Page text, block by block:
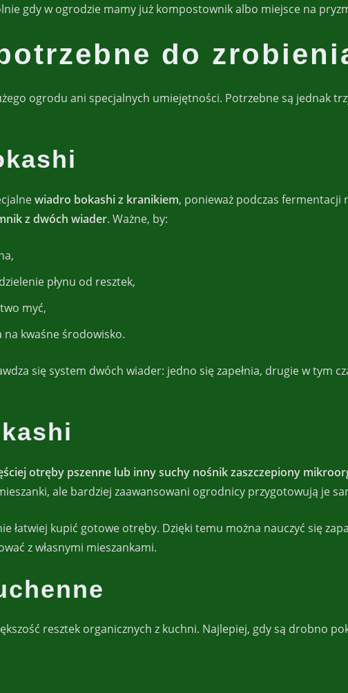
gdy w ogrodzie mamy już kompostownik albo miejsce na
do
ogrodu ani specjalnych umiejętności. Potrzebne są jednak
wiadro bokashi z kranikiem, ponieważ podczas fermentacji
z dwóch wiader. Ważne, by:
płynu od resztek,
myć,
na kwaśne środowisko.
się system dwóch wiader: jedno się zapełnia, drugie w tym
otręby pszenne lub inny suchy nośnik zaszczepiony
ale bardziej zaawansowani ogrodnicy przygotowują je
łatwiej kupić gotowe otręby. Dzięki temu można nauczyć się
z własnymi mieszankami.
resztek organicznych z kuchni. Najlepiej, gdy są drobno